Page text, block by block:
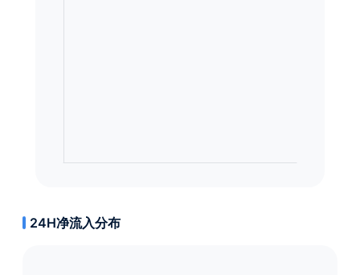
24H净流入分布